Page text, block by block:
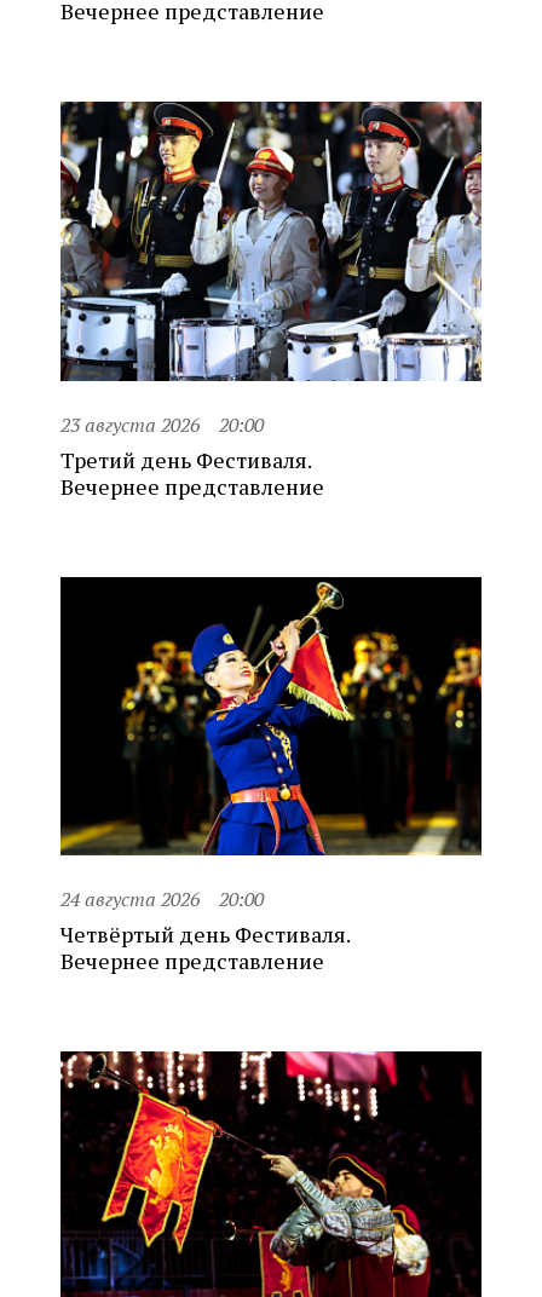
Вечернее представление
23 августа 2026 20:00
Третий день Фестиваля.
Вечернее представление
24 августа 2026 20:00
Четвёртый день Фестиваля.
Вечернее представление